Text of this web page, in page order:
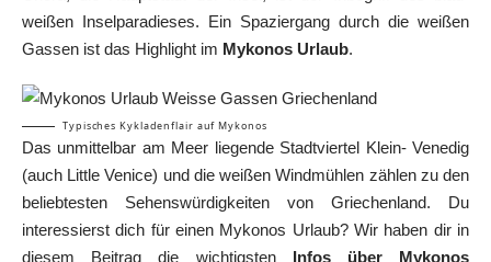
weißen Inselparadieses. Ein Spaziergang durch die weißen
Gassen ist das Highlight im Mykonos Urlaub.
Typisches Kykladenflair auf Mykonos
Das unmittelbar am Meer liegende Stadtviertel Klein- Venedig
(auch Little Venice) und die weißen Windmühlen zählen zu den
beliebtesten Sehenswürdigkeiten von Griechenland. Du
interessierst dich für einen Mykonos Urlaub? Wir haben dir in
diesem Beitrag die wichtigsten Infos über Mykonos